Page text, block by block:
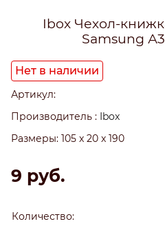
Ibox Чехол-
Samsung
Нет в наличии
Артикул:
Производитель :
Ibox
Размеры: 105 x 20 x 190
9 руб.
Количество: